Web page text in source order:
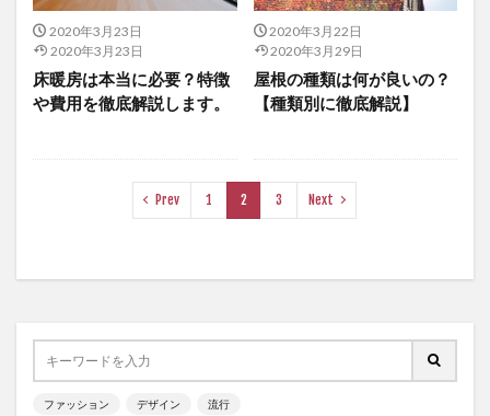
2020年3月23日
2020年3月23日
床暖房は本当に必要？特徴
や費用を徹底解説します。
2020年3月22日
2020年3月29日
屋根の種類は何が良いの？
【種類別に徹底解説】
Prev 1 2 3 Next
ファッション デザイン 流行